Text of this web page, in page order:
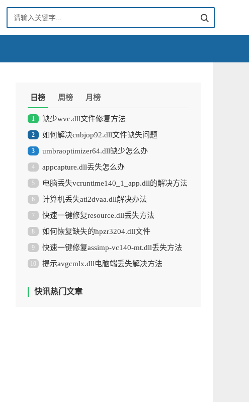
日榜 周榜 月榜
1 缺少wvc.dll文件修复方法
2 如何解决cnbjop92.dll文件缺失问题
3 umbraoptimizer64.dll缺少怎么办
4 appcapture.dll丢失怎么办
5 电脑丢失vcruntime140_1_app.dll的解决方法
6 计算机丢失ati2dvaa.dll解决办法
7 快速一键修复resource.dll丢失方法
8 如何恢复缺失的hpzr3204.dll文件
9 快速一键修复assimp-vc140-mt.dll丢失方法
10 提示avgcmlx.dll电脑端丢失解决方法
快讯热门文章